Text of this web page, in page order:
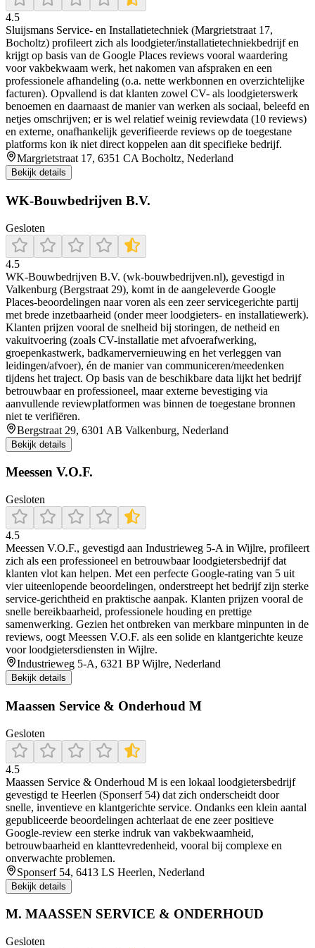
4.5
Sluijsmans Service- en Installatietechniek (Margrietstraat 17,
Bocholtz) profileert zich als loodgieter/installatietechniekbedrijf en
krijgt op basis van de Google Places reviews vooral waardering
voor vakbekwaam werk, het nakomen van afspraken en een
professionele afhandeling (o.a. nette werkbonnen en overzichtelijke
facturen). Opvallend is dat klanten zowel CV- als loodgieterswerk
benoemen en daarnaast de manier van werken als sociaal, beleefd en
netjes omschrijven; er is wel relatief weinig reviewdata (10 reviews)
en externe, onafhankelijk geverifieerde reviews op de toegestane
platforms kon ik niet direct koppelen aan dit specifieke bedrijf.
Margrietstraat 17, 6351 CA Bocholtz, Nederland
Bekijk details
WK-Bouwbedrijven B.V.
Gesloten
4.5
WK-Bouwbedrijven B.V. (wk-bouwbedrijven.nl), gevestigd in
Valkenburg (Bergstraat 29), komt in de aangeleverde Google
Places-beoordelingen naar voren als een zeer servicegerichte partij
met brede inzetbaarheid (onder meer loodgieters- en installatiewerk).
Klanten prijzen vooral de snelheid bij storingen, de netheid en
vakuitvoering (zoals CV-installatie met afvoerafwerking,
groepenkastwerk, badkamervernieuwing en het verleggen van
leidingen/afvoer), én de manier van communiceren/meedenken
tijdens het traject. Op basis van de beschikbare data lijkt het bedrijf
betrouwbaar en professioneel, maar externe bevestiging via
aanvullende reviewplatformen was binnen de toegestane bronnen
niet te verifiëren.
Bergstraat 29, 6301 AB Valkenburg, Nederland
Bekijk details
Meessen V.O.F.
Gesloten
4.5
Meessen V.O.F., gevestigd aan Industrieweg 5‑A in Wijlre, profileert
zich als een professioneel en betrouwbaar loodgietersbedrijf dat
klanten vlot kan helpen. Met een perfecte Google‑rating van 5 uit
vier uiteenlopende beoordelingen, onderstreept het bedrijf zijn sterke
service‑gerichtheid en praktische aanpak. Klanten prijzen vooral de
snelle bereikbaarheid, professionele houding en prettige
samenwerking. Gezien het ontbreken van merkbare minpunten in de
reviews, oogt Meessen V.O.F. als een solide en klantgerichte keuze
voor loodgietersdiensten in Wijlre.
Industrieweg 5-A, 6321 BP Wijlre, Nederland
Bekijk details
Maassen Service & Onderhoud M
Gesloten
4.5
Maassen Service & Onderhoud M is een lokaal loodgietersbedrijf
gevestigd te Heerlen (Sponserf 54) dat zich onderscheidt door
snelle, inventieve en klantgerichte service. Ondanks een klein aantal
gepubliceerde beoordelingen achterlaat de ene zeer positieve
Google-review een sterke indruk van vakbekwaamheid,
betrouwbaarheid en klanttevredenheid, vooral bij complexe en
onverwachte problemen.
Sponserf 54, 6413 LS Heerlen, Nederland
Bekijk details
M. MAASSEN SERVICE & ONDERHOUD
Gesloten